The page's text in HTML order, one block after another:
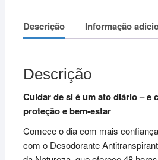
Descrição Informação
Descrição
Cuidar de si é um ato diário – e
proteção e bem-estar
Comece o dia com mais
com o Desodorante